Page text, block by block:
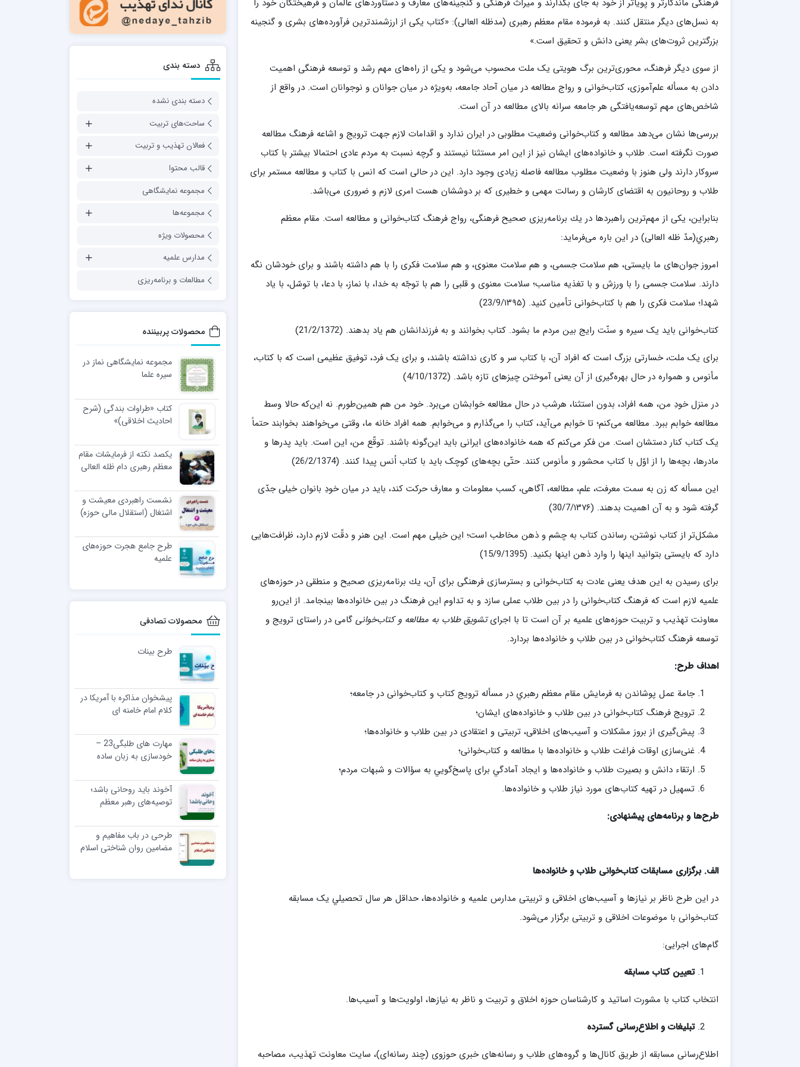
مدرسه علمیه شهید صدوقی ره واحد5
مدرسه علمیه علوی
مدرسه مدینة العلم
مدرسه علمیه نمونه پیامبر اعظم(ص)
مرکز هدایت علمی و تربیتی دارالعلم امام
حسن علیه السلام
مرکز هدایت علمی و تربیتی الهادی علیه السلام
امام صادق علیه السلام اردکان
فرهنگی ماندگارتر و پویاتر از خود به جای بگذارند و میراث فرهنگی و گنجینه‌های معارف و دستاوردهای عالمان و فرهیختگان خود را
به نسل‌های دیگر منتقل كنند. به فرموده مقام معظم رهبری (مدظله العالی): «کتاب یکی از ارزشمندترین فرآورده‌های بشری و گنجینه‌
بزرگترین ثروت‌های بشر یعنی دانش و تحقیق است.»
از سوی دیگر فرهنگ، محوری‌ترین برگ هویتی یک ملت محسوب می‌شود و یکی از راه‌های مهم رشد و توسعه فرهنگی اهمیت
دادن به مسأله علم‌آموزی، کتاب‌خوانی و رواج مطالعه در میان آحاد جامعه، به‌ویژه در میان جوانان و نوجوانان است. در واقع از
شاخص‌های مهم توسعه‌یافتگی هر جامعه سرانه بالای مطالعه در آن است.
بررسی‌ها نشان می‌دهد مطالعه و کتاب‌خوانی وضعیت مطلوبی در ایران ندارد و اقدامات لازم جهت ترویج و اشاعه فرهنگ مطالعه
صورت نگرفته است. طلاب و خانواده‌های ایشان نیز از این امر مستثنا نیستند و گرچه نسبت به مردم عادی احتمالا بیشتر با کتاب
سروکار دارند ولی هنوز با وضعیت مطلوب مطالعه فاصله زیادی وجود دارد. این در حالی است که انس با کتاب و مطالعه مستمر برای
طلاب و روحانیون به اقتضای کارشان و رسالت مهمی و خطیری که بر دوششان هست امری لازم و ضروری می‌باشد.
بنابراین، یكی از مهم‌ترین راهبردها در یك برنامه‌ریزی صحیح فرهنگی، رواج فرهنگ كتاب‌خوانی و مطالعه است. مقام معظم
رهبري(مدّ ظله العالی) در این باره می‌فرماید:
امروز جوان‌های ما بایستی، هم سلامت جسمی، و هم سلامت معنوی، و هم سلامت فکری را با هم داشته باشند و برای خودشان نگه
دارند. سلامت جسمی را با ورزش و با تغذیه‌ مناسب؛ سلامت معنوی و قلبی را هم با توجّه به خدا، با نماز، با دعا، با توسّل، با یاد
شهدا؛ سلامت فکری را هم با کتاب‌خوانی تأمین کنید. (23/9/۱۳۹۵)
کتاب‌خوانی باید یک سیره و سنّت رایج بین مردم ما بشود. کتاب بخوانند و به فرزندانشان هم یاد بدهند. (21/2/1372)
برای یک ملت، خسارتی بزرگ است که افراد آن، با کتاب سر و کاری نداشته باشند، و برای یک فرد، توفیق عظیمی است که با کتاب،
مأنوس و همواره در حال بهره‌گیری از آن یعنی آموختن چیزهای تازه باشد. (4/10/1372)
در منزل خودِ من، همه افراد، بدون استثنا، هرشب در حال مطالعه خوابشان می‌برد. خود من هم همین‌طورم. نه این‌که حالا وسط
مطالعه خوابم ببرد. مطالعه می‌کنم؛ تا خوابم می‌آید، کتاب را می‌گذارم و می‌خوابم. همه افراد خانه ما، وقتی می‌خواهند بخوابند حتماً
یک کتاب کنار دستشان است. من فکر می‌کنم که همه خانواده‌های ایرانی باید این‌گونه باشند. توقّع من، این است. باید پدرها و
مادرها، بچه‌ها را از اوّل با کتاب محشور و مأنوس کنند. حتّی بچه‌های کوچک باید با کتاب اُنس پیدا کنند. (26/2/1374)
این مسأله که زن به سمت معرفت، علم، مطالعه، آگاهی، کسب معلومات و معارف حرکت کند، باید در میان خودِ بانوان خیلی جدّی
گرفته شود و به آن اهمیت بدهند. (30/7/۱۳۷۶)
مشکل‌تر از کتاب نوشتن، رساندن کتاب به چشم و ذهن مخاطب است؛ این خیلی مهم است. این هنر و دقّت لازم دارد، ظرافت‌هایی
دارد که بایستی بتوانید اینها را وارد ذهن اینها بکنید. (15/9/1395)
برای رسیدن به این هدف یعنی عادت به كتاب‌خوانی و بسترسازی فرهنگی برای آن، یك برنامه‌ریزی صحیح و منطقی در حوزه‌های
علمیه لازم است كه فرهنگ كتاب‌خوانی را در بین طلاب عملی سازد و به تداوم این فرهنگ در بین خانواده‌ها بینجامد. از این‌رو
معاونت تهذیب و تربیت حوزه‌های علمیه بر آن است تا با اجرایتشویق طلاب به مطالعه و کتاب‌خوانی گامی در راستای ترویج و
توسعه فرهنگ کتاب‌خوانی در بین طلاب و خانواده‌ها بردارد.
اهداف طرح:
جامة عمل پوشاندن به فرمايش مقام معظم رهبري در مسأله ترویج کتاب و کتاب‌خوانی در جامعه؛
ترویج فرهنگ کتاب‌خوانی در بین طلاب و خانواده‌های ایشان؛
پیش‌گیری از بروز مشکلات و آسیب‌های اخلاقی، تربیتی و اعتقادی در بین طلاب و خانواده‌ها؛
غنی‌سازی اوقات فراغت طلاب و خانواده‌ها با مطالعه و کتاب‌خوانی؛
ارتقاء دانش و بصیرت طلاب و خانواده‌ها و ایجاد آمادگي برای پاسخ‌گويي به سؤالات و شبهات مردم؛
تسهیل در تهیه کتاب‌های مورد نیاز طلاب و خانواده‌ها.
طرح‌ها و برنامههای پیشنهادی:
الف. برگزاری مسابقات کتابخوانی طلاب و خانوادهها
در این طرح ناظر بر نیازها و آسیب‌های اخلاقی و تربیتی مدارس علمیه و خانواده‌ها، حداقل هر سال تحصيلي یک مسابقه
کتاب‌خوانی با موضوعات اخلاقی و تربیتی برگزار می‌شود.
گام‌های اجرایی:
تعیین کتاب مسابقه
انتخاب کتاب با مشورت اساتيد و کارشناسان حوزه اخلاق و تربیت و ناظر به نیازها، اولویت‌ها و آسیب‌ها.
تبلیغات و اطلاعرسانی گسترده
اطلاع‌رسانی مسابقه از طریق کانال‌ها و گروه‌های طلاب و رسانه‌های خبری حوزوی (چند رسانه‌ای)، سایت معاونت تهذیب، مصاحبه
دسته بندی
دسته بندی نشده
ساحت‌های تربیت
فعالان تهذیب و تربیت
قالب محتوا
مجموعه نمایشگاهی
مجموعه‌ها
محصولات ویژه
مدارس علمیه
مطالعات و برنامه‌ریزی
محصولات پربیننده
مجموعه نمایشگاهی نماز در
سیره علما
کتاب «طراوات بندگی (شرح
احادیث اخلاقی)»
یکصد نکته از فرمایشات مقام
معظم رهبری دام ظله العالی
نشست راهبردی معیشت و
اشتغال (استقلال مالی حوزه)
طرح جامع هجرت حوزه‌های
علمیه
محصولات تصادفی
طرح بینات
پیشخوان مذاکره با آمریکا در
کلام امام خامنه ای
مهارت های طلبگی23 –
خودسازی به زبان ساده
آخوند باید روحانی باشد؛
توصیه‌های رهبر معظم
حوزه‌های علمیه
طرحی در باب مفاهیم و
مضامین روان شناختی اسلام